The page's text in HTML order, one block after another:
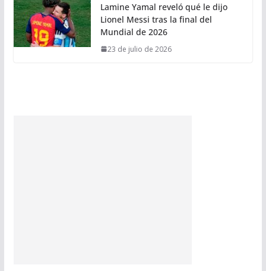
Lamine Yamal reveló qué le dijo
Lionel Messi tras la final del
Mundial de 2026
23 de julio de 2026